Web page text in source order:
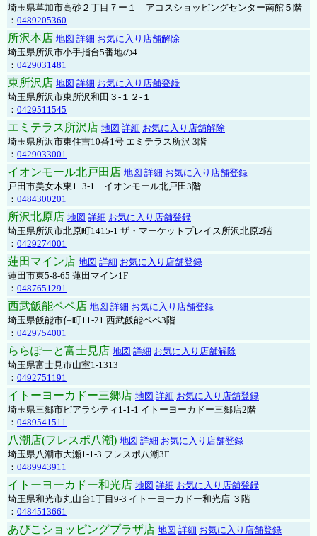
埼玉県草加市高砂２丁目７ー１ アコスショッピングセンター南館５階
： 0489205360
所沢本店 地図 詳細 お気に入り店舗解除
埼玉県所沢市小手指台5番地の4
： 0429031481
東所沢店 地図 詳細 お気に入り店舗登録
埼玉県所沢市東所沢和田３-１２-１
： 0429511545
エミテラス所沢店 地図 詳細 お気に入り店舗解除
埼玉県所沢市東住吉10番1号 エミテラス所沢 3階
： 0429033001
イオンモール北戸田店 地図 詳細 お気に入り店舗登録
戸田市美女木東1ｰ3‐1 イオンモール北戸田3階
： 0484300201
所沢北原店 地図 詳細 お気に入り店舗登録
埼玉県所沢市北原町1415-1 ザ・マーケットプレイス所沢北原2階
： 0429274001
蓮田マイン店 地図 詳細 お気に入り店舗登録
蓮田市東5-8-65 蓮田マイン1F
： 0487651291
西武飯能ペペ店 地図 詳細 お気に入り店舗登録
埼玉県飯能市仲町11-21 西武飯能ペペ3階
： 0429754001
ららぽーと富士見店 地図 詳細 お気に入り店舗解除
埼玉県富士見市山室1-1313
： 0492751191
イトーヨーカドー三郷店 地図 詳細 お気に入り店舗登録
埼玉県三郷市ピアラシティ1-1-1 イトーヨーカドー三郷店2階
： 0489541511
八潮店(フレスポ八潮) 地図 詳細 お気に入り店舗登録
埼玉県八潮市大瀬1-1-3 フレスポ八潮3F
： 0489943911
イトーヨーカドー和光店 地図 詳細 お気に入り店舗登録
埼玉県和光市丸山台1丁目9-3 イトーヨーカドー和光店 ３階
： 0484513661
あびこショッピングプラザ店 地図 詳細 お気に入り店舗登録